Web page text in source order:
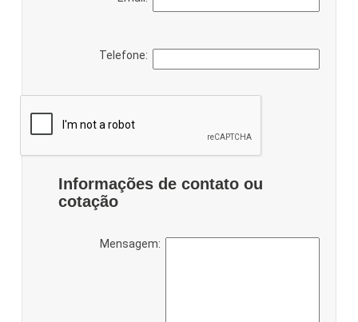
Telefone:
Informações de contato ou
cotação
Mensagem: